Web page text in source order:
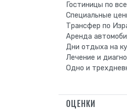
Гостиницы по
Специальные
Трансфер по
Аренда
Дни отдыха на
Лечение и
Одно и
ОЦЕНКИ